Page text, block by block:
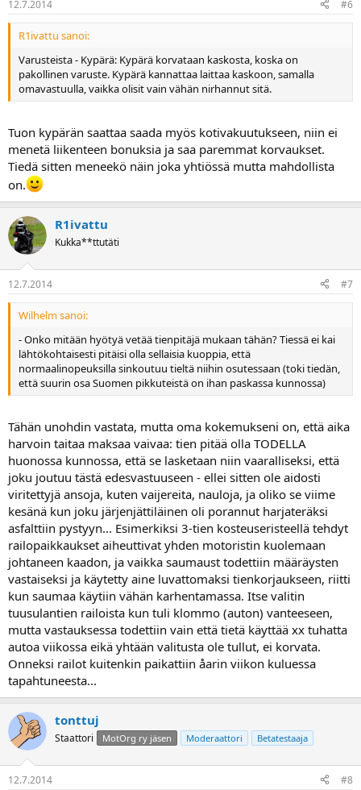
12.7.2014 #6
R1ivattu sanoi:
Varusteista - Kypärä: Kypärä korvataan kaskosta, koska on
pakollinen varuste. Kypärä kannattaa laittaa kaskoon, samalla
omavastuulla, vaikka olisit vain vähän nirhannut sitä.
Tuon kypärän saattaa saada myös kotivakuutukseen, niin ei
menetä liikenteen bonuksia ja saa paremmat korvaukset.
Tiedä sitten meneekö näin joka yhtiössä mutta mahdollista
on.
R1ivattu
Kukka**ttutäti
12.7.2014 #7
Wilhelm sanoi:
- Onko mitään hyötyä vetää tienpitäjä mukaan tähän? Tiessä ei kai
lähtökohtaisesti pitäisi olla sellaisia kuoppia, että
normaalinopeuksilla sinkoutuu tieltä niihin osutessaan (toki tiedän,
että suurin osa Suomen pikkuteistä on ihan paskassa kunnossa)
Tähän unohdin vastata, mutta oma kokemukseni on, että aika
harvoin taitaa maksaa vaivaa: tien pitää olla TODELLA
huonossa kunnossa, että se lasketaan niin vaaralliseksi, että
joku joutuu tästä edesvastuuseen - ellei sitten ole aidosti
viritettyjä ansoja, kuten vaijereita, nauloja, ja oliko se viime
kesänä kun joku järjenjättiläinen oli porannut harjateräksi
asfalttiin pystyyn... Esimerkiksi 3-tien kosteuseristeellä tehdyt
railopaikkaukset aiheuttivat yhden motoristin kuolemaan
johtaneen kaadon, ja vaikka saumaust todettiin määräysten
vastaiseksi ja käytetty aine luvattomaksi tienkorjaukseen, riitti
kun saumaa käytiin vähän karhentamassa. Itse valitin
tuusulantien railoista kun tuli klommo (auton) vanteeseen,
mutta vastauksessa todettiin vain että tietä käyttää xx tuhatta
autoa viikossa eikä yhtään valitusta ole tullut, ei korvata.
Onneksi railot kuitenkin paikattiin åarin viikon kuluessa
tapahtuneesta...
tonttuj
Staattori MotOrg ry jäsen Moderaattori Betatestaaja
12.7.2014 #8